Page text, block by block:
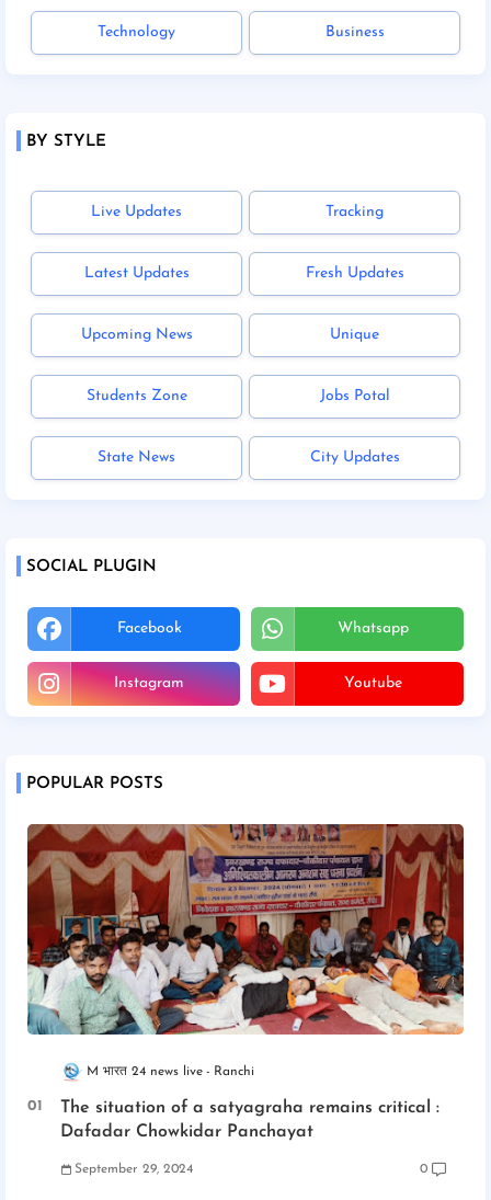
Technology Business
BY STYLE
Live Updates Tracking
Latest Updates Fresh Updates
Upcoming News Unique
Students Zone Jobs Potal
State News City Updates
SOCIAL PLUGIN
Facebook Whatsapp
Instagram Youtube
POPULAR POSTS
M भारत 24 news live Ranchi
The situation of a satyagraha remains critical :
Dafadar Chowkidar Panchayat
September 29, 2024 0